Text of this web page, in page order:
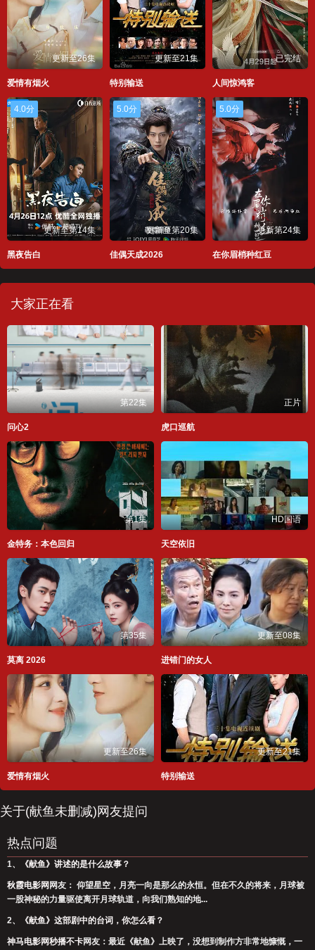
更新至26集
爱情有烟火
更新至21集
特别输送
已完结
人间惊鸿客
4.0分
更新至第14集
黑夜告白
5.0分
更新至第20集
佳偶天成2026
5.0分
更新第24集
在你眉梢种红豆
大家正在看
第22集
问心2
正片
虎口巡航
第1集
金特务：本色回归
HD国语
天空依旧
第35集
莫离 2026
更新至08集
进错门的女人
更新至26集
爱情有烟火
更新至21集
特别输送
关于(献鱼未删减)网友提问
热点问题
1、 《献鱼》讲述的是什么故事？
秋霞电影网 网友： 仰望星空，⽉亮⼀向是那么的永恒。但在不久的将来，⽉球被
⼀股神秘的⼒量驱使离开⽉球轨道，向我们熟知的地...
2、 《献鱼》这部剧中的台词，你怎么看？
神马电影网秒播不卡网友：最近《献鱼》上映了，没想到制作方非常地慷慨，一